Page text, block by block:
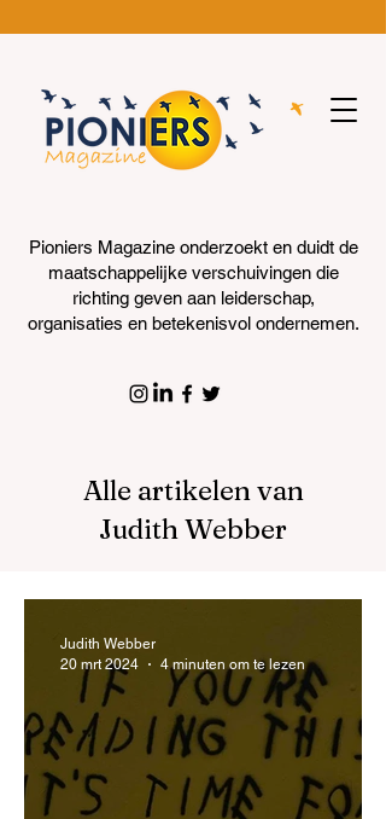
Pioniers Magazine onderzoekt en duidt de
maatschappelijke verschuivingen die
richting geven aan leiderschap,
organisaties en betekenisvol ondernemen.
Alle artikelen van
Judith Webber
Judith Webber
20 mrt 2024
4 minuten om te lezen